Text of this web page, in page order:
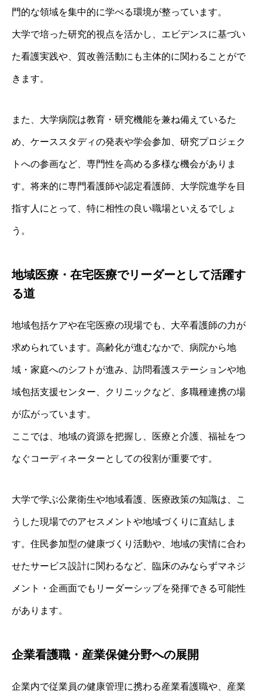
門的な領域を集中的に学べる環境が整っています。
大学で培った研究的視点を活かし、エビデンスに基づい
た看護実践や、質改善活動にも主体的に関わることがで
きます。
また、大学病院は教育・研究機能を兼ね備えているた
め、ケーススタディの発表や学会参加、研究プロジェク
トへの参画など、専門性を高める多様な機会がありま
す。将来的に専門看護師や認定看護師、大学院進学を目
指す人にとって、特に相性の良い職場といえるでしょ
う。
地域医療・在宅医療でリーダーとして活躍す
る道
地域包括ケアや在宅医療の現場でも、大卒看護師の力が
求められています。高齢化が進むなかで、病院から地
域・家庭へのシフトが進み、訪問看護ステーションや地
域包括支援センター、クリニックなど、多職種連携の場
が広がっています。
ここでは、地域の資源を把握し、医療と介護、福祉をつ
なぐコーディネーターとしての役割が重要です。
大学で学ぶ公衆衛生や地域看護、医療政策の知識は、こ
うした現場でのアセスメントや地域づくりに直結しま
す。住民参加型の健康づくり活動や、地域の実情に合わ
せたサービス設計に関わるなど、臨床のみならずマネジ
メント・企画面でもリーダーシップを発揮できる可能性
があります。
企業看護職・産業保健分野への展開
企業内で従業員の健康管理に携わる産業看護職や、産業